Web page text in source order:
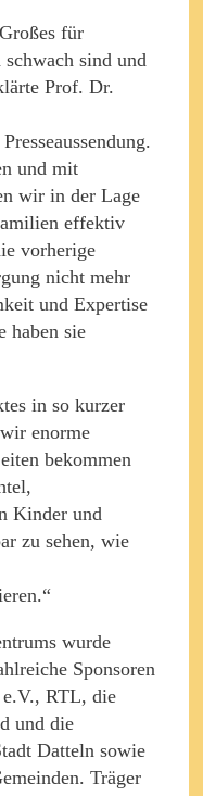
für
sind und
Prof. Dr.
und mit
wir in der Lage
effektiv
vorherige
nicht mehr
und Expertise
haben sie
in so kurzer
enorme
bekommen
Kinder und
zu sehen, wie
wurde
Sponsoren
RTL, die
und die
Datteln sowie
Träger